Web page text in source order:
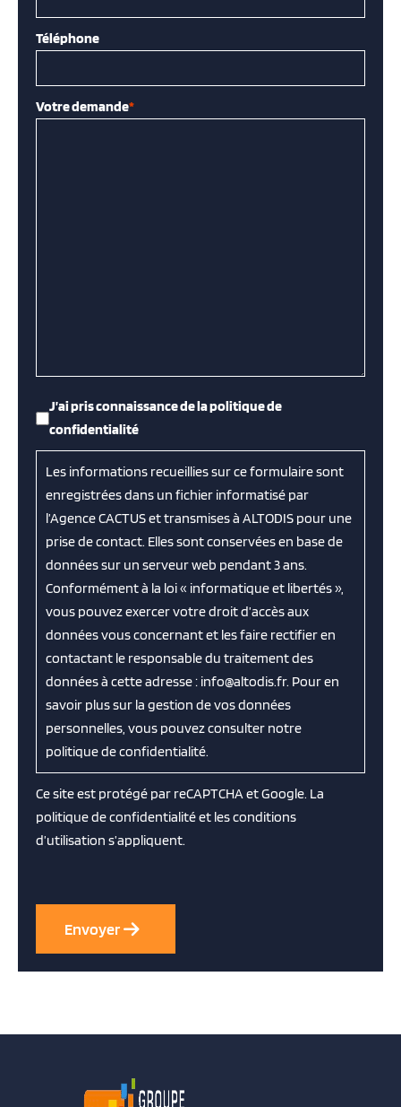
Téléphone
Votre demande*
RGPD
J’ai pris connaissance de la politique de
confidentialité
Les informations recueillies sur ce formulaire sont
enregistrées dans un fichier informatisé par
l’Agence CACTUS et transmises à ALTODIS pour une
prise de contact. Elles sont conservées en base de
données sur un serveur web pendant 3 ans.
Conformément à la loi « informatique et libertés »,
vous pouvez exercer votre droit d’accès aux
données vous concernant et les faire rectifier en
contactant le responsable du traitement des
données à cette adresse : info@altodis.fr. Pour en
savoir plus sur la gestion de vos données
personnelles, vous pouvez consulter notre
politique de confidentialité.
Ce site est protégé par reCAPTCHA et Google. La
politique de confidentialitéet lesconditions
d’utilisation s’appliquent.